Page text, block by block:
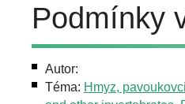
Podmínky
Autor:
Téma: Hmyz,